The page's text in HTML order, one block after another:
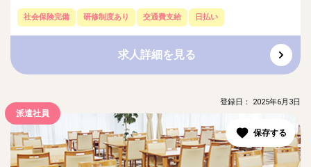
社会保険完備 研修制度あり 交通費支給 日払い
求人詳細を見る
派遣社員
登録日： 2025年6月3日